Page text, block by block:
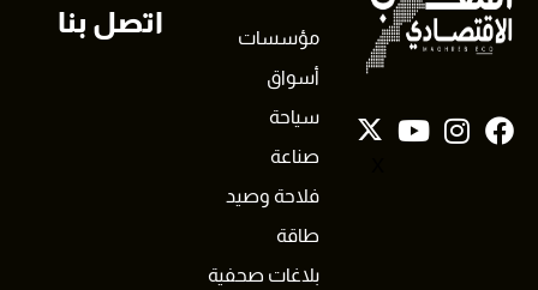
مؤسسات
أسواق
سياحة
صناعة
فلاحة وصيد
طاقة
بلاغات صحفية
اتصل بنا